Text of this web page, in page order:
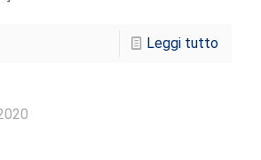
Leggi tutto